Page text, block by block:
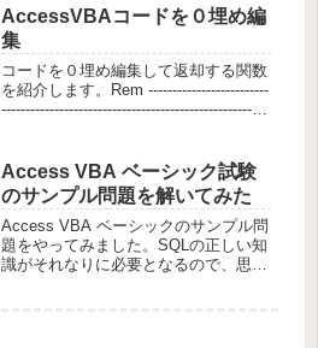
でも、時々普通に操作している際に、
少しだけ不便を感じることがありま...
AccessVBAコードを０埋め編
集
コードを０埋め編集して返却する関数
を紹介します。Rem -------------------------
-------------------------------------------------------
Access VBA ベーシック試験
のサンプル問題を解いてみた
Access VBA ベーシックのサンプル問
題をやってみました。SQLの正しい知
識がそれなりに必要となるので、思っ